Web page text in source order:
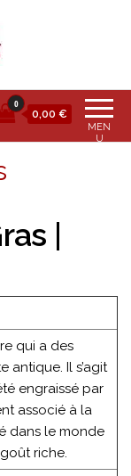
MEN
U
0
0,00 €
|
qui a des
antique. Il s’agit
engraissé par
associé à la
dans le monde
riche.